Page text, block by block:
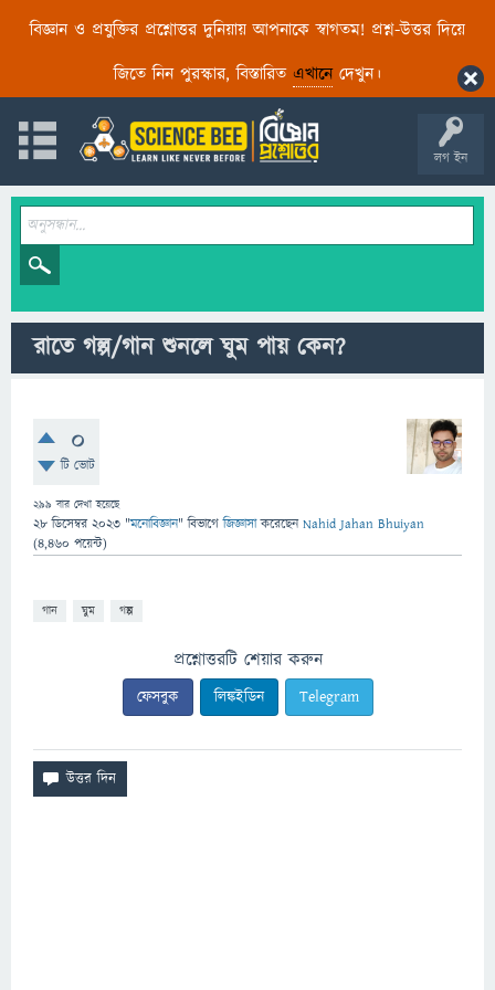
বিজ্ঞান ও প্রযুক্তির প্রশ্নোত্তর দুনিয়ায় আপনাকে স্বাগতম! প্রশ্ন-উত্তর দিয়ে
জিতে নিন পুরস্কার, বিস্তারিত এখানেদেখুন।
লগ ইন
রাতে গল্প/গান শুনলে ঘুম পায় কেন?
0
টি ভোট
299 বার দেখা হয়েছে
28 ডিসেম্বর 2023 "মনোবিজ্ঞান" বিভাগে জিজ্ঞাসাকরেছেনNahid Jahan Bhuiyan
(4,460 পয়েন্ট)
গান ঘুম গল্প
প্রশ্নোত্তরটি শেয়ার করুন
ফেসবুক লিঙ্কইডিন Telegram